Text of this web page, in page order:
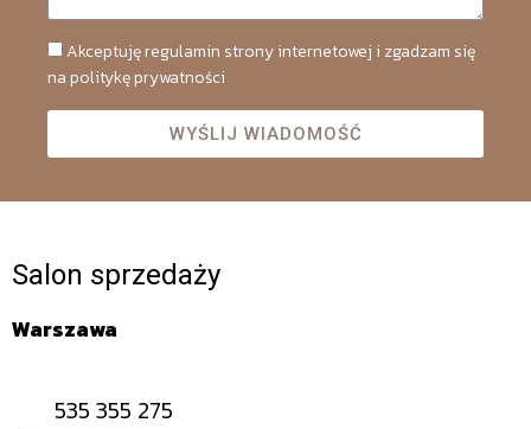
Akceptuję regulamin strony internetowej i zgadzam się
na politykę prywatności
WYŚLIJ WIADOMOŚĆ
Salon sprzedaży
Warszawa
535 355 275